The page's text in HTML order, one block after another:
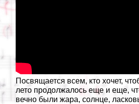
Посвящается всем, кто хочет,
лето продолжалось еще и еще,
вечно были жара, солнце,